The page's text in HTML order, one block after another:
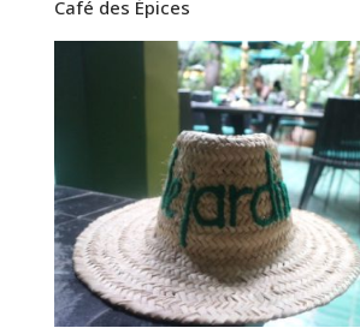
Café des Épices